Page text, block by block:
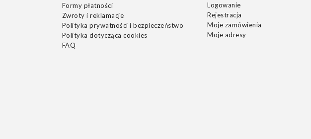
Formy płatności
Zwroty i reklamacje
Polityka prywatności i bezpieczeństwo
Polityka dotycząca cookies
FAQ
Logowanie
Rejestracja
Moje zamówienia
Moje adresy